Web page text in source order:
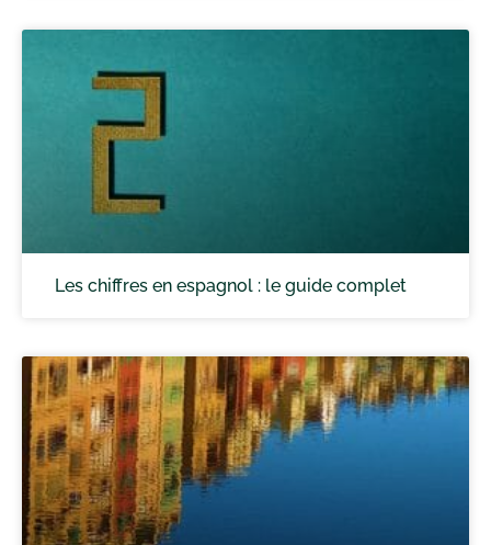
Les chiffres en espagnol : le guide complet